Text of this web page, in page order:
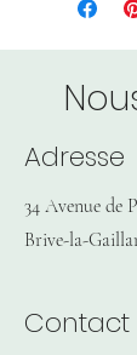
Adresse
34 Avenue de
Brive-la-
Contact